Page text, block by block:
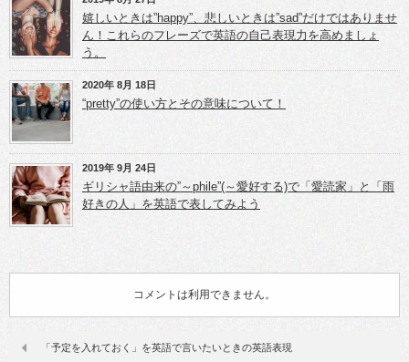
嬉しいときは”happy”、悲しいときは”sad”だけではありませ
ん！これらのフレーズで英語の自己表現力を高めましょ
う。
2020年 8月 18日
“pretty”の使い方とその意味について！
2019年 9月 24日
ギリシャ語由来の”～phile”(～愛好する)で「愛読家」と「雨
好きの人」を英語で表してみよう
コメントは利用できません。
「予定を入れておく」を英語で言いたいときの英語表現